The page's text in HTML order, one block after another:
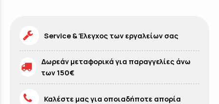
Service & Έλεγχος των εργαλείων σας
Δωρεάν μεταφορικά για παραγγελίες άνω
των 150€
Καλέστε μας για οποιαδήποτε απορία